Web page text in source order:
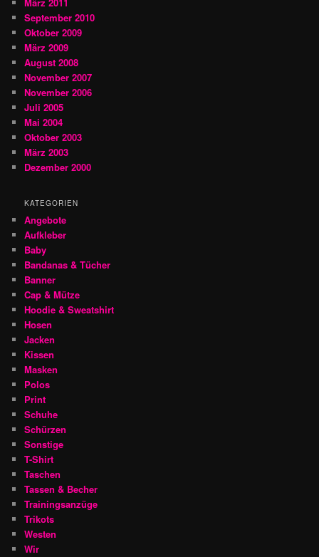
September 2010
Oktober 2009
März 2009
August 2008
November 2007
November 2006
Juli 2005
Mai 2004
Oktober 2003
März 2003
Dezember 2000
KATEGORIEN
Angebote
Aufkleber
Baby
Bandanas & Tücher
Banner
Cap & Mütze
Hoodie & Sweatshirt
Hosen
Jacken
Kissen
Masken
Polos
Print
Schuhe
Schürzen
Sonstige
T-Shirt
Taschen
Tassen & Becher
Trainingsanzüge
Trikots
Westen
Wir